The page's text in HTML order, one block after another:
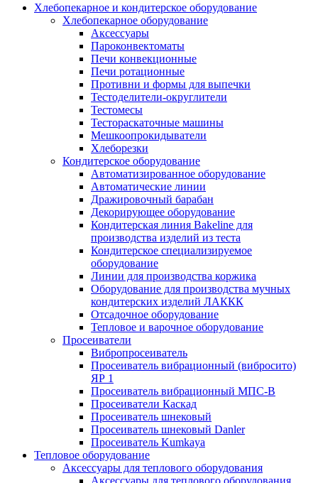
Хлебопекарное и кондитерское оборудование
Хлебопекарное оборудование
Аксессуары
Пароконвектоматы
Печи конвекционные
Печи ротационные
Противни и формы для выпечки
Тестоделители-округлители
Тестомесы
Тестораскаточные машины
Мешкоопрокидыватели
Хлеборезки
Кондитерское оборудование
Автоматизированное оборудование
Автоматические линии
Дражировочный барабан
Декорирующее оборудование
Кондитерская линия Bakeline для
производства изделий из теста
Кондитерское специализируемое
оборудование
Линии для производства коржика
Оборудование для производства мучных
кондитерских изделий ЛАККК
Отсадочное оборудование
Тепловое и варочное оборудование
Просеиватели
Вибропросеиватель
Просеиватель вибрационный (вибросито)
ЯР 1
Просеиватель вибрационный МПС-В
Просеиватели Каскад
Просеиватель шнековый
Просеиватель шнековый Danler
Просеиватель Kumkaya
Тепловое оборудование
Аксессуары для теплового оборудования
Аксессуары для теплового оборудования